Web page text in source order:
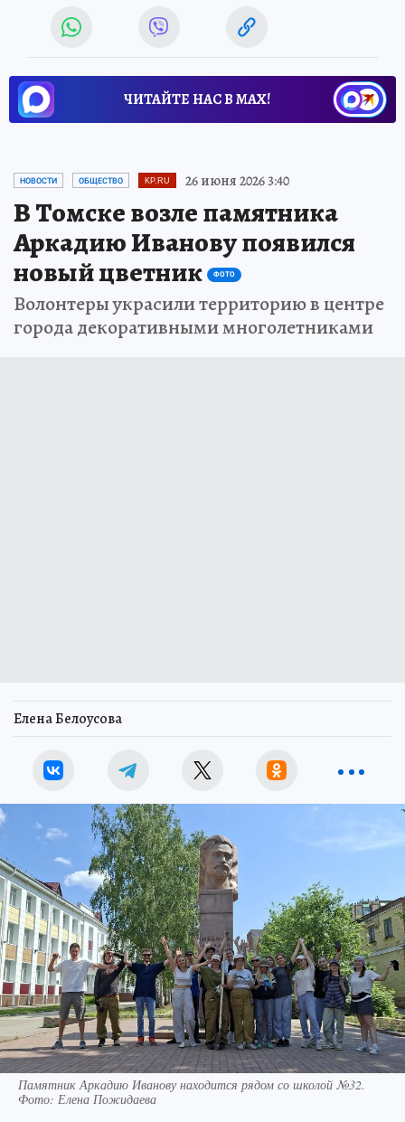
ЧИТАЙТЕ НАС В МАХ!
НОВОСТИ ОБЩЕСТВО KP.RU 26 июня 2026 3:40
В Томске возле памятника
Аркадию Иванову появился
новый цветник
ФОТО
Волонтеры украсили территорию в центре
города декоративными многолетниками
Елена Белоусова
Памятник Аркадию Иванову находится рядом со школой №32.
Фото: Елена Пожидаева